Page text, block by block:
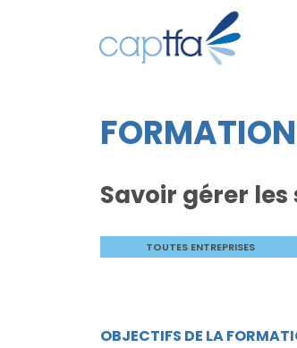
FORMATION
Savoir gérer
TOUTES ENTREPRISES
OBJECTIFS DE LA